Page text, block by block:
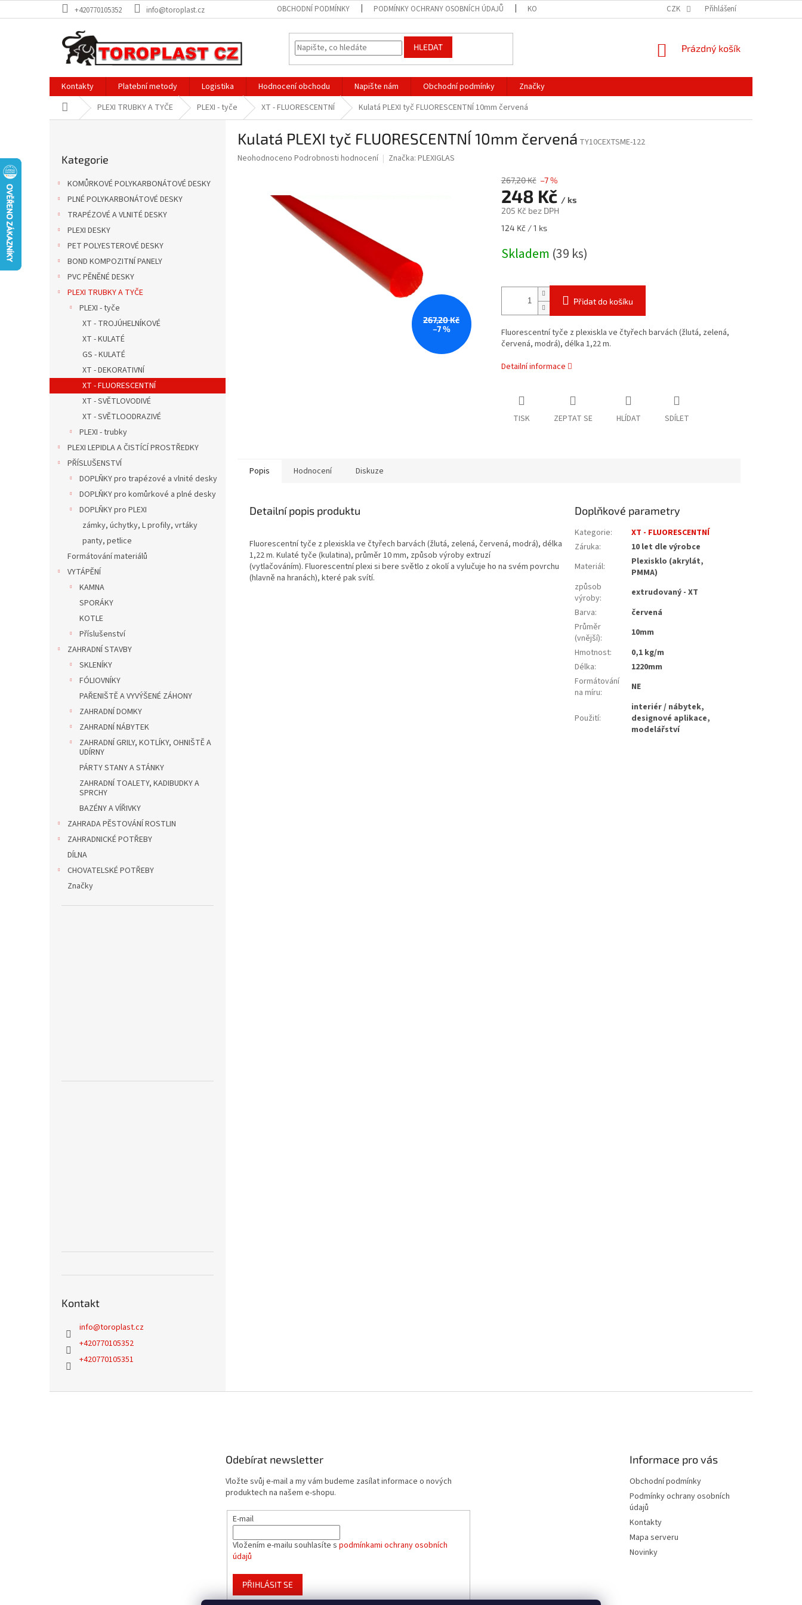
na
+420770105352 info@toroplast.cz OBCHODNÍ PODMÍNKY PODMÍNKY OCHRANY OSOBNÍCH ÚDAJŮ KONTAKTY NOVINKY
CZK Přihlášení
HLEDAT
NÁKUPNÍ
Prázdný košík
Kontakty Platební metody Logistika Hodnocení obchodu Napište nám Obchodní podmínky
Značky
Domů PLEXI TRUBKY A TYČE PLEXI - tyče XT - FLUORESCENTNÍ Kulatá PLEXI tyč FLUORESCENTNÍ 10mm červená
kategorie
Kategorie
KOMŮRKOVÉ POLYKARBONÁTOVÉ DESKY
PLNÉ POLYKARBONÁTOVÉ DESKY
TRAPÉZOVÉ A VLNITÉ DESKY
PLEXI DESKY
PET POLYESTEROVÉ DESKY
BOND KOMPOZITNÍ PANELY
PVC PĚNĚNÉ DESKY
PLEXI TRUBKY A TYČE
PLEXI - tyče
XT - TROJÚHELNÍKOVÉ
XT - KULATÉ
GS - KULATÉ
XT - DEKORATIVNÍ
XT - FLUORESCENTNÍ
XT - SVĚTLOVODIVÉ
XT - SVĚTLOODRAZIVÉ
PLEXI - trubky
PLEXI LEPIDLA A ČISTÍCÍ PROSTŘEDKY
PŘÍSLUŠENSTVÍ
DOPLŇKY pro trapézové a vlnité desky
DOPLŇKY pro komůrkové a plné desky
DOPLŇKY pro PLEXI
zámky, úchytky, L profily, vrtáky
panty, petlice
Formátování materiálů
VYTÁPĚNÍ
KAMNA
SPORÁKY
KOTLE
Příslušenství
ZAHRADNÍ STAVBY
SKLENÍKY
FÓLIOVNÍKY
PAŘENIŠTĚ A VYVÝŠENÉ ZÁHONY
ZAHRADNÍ DOMKY
ZAHRADNÍ NÁBYTEK
ZAHRADNÍ GRILY, KOTLÍKY, OHNIŠTĚ A
UDÍRNY
PÁRTY STANY A STÁNKY
ZAHRADNÍ TOALETY, KADIBUDKY A
SPRCHY
BAZÉNY A VÍŘIVKY
ZAHRADA PĚSTOVÁNÍ ROSTLIN
ZAHRADNICKÉ POTŘEBY
DÍLNA
CHOVATELSKÉ POTŘEBY
Značky
Kontakt
info@toroplast.cz
+420770105352
+420770105351
Kulatá PLEXI tyč FLUORESCENTNÍ 10mm červená TY10CEXTSME-122
Průměrné
Neohodnoceno Podrobnosti hodnocení Značka: PLEXIGLAS
267,20 Kč
–7 %
267,20 Kč –7 %
248 Kč / ks
205 Kč bez DPH
Měrná
124 Kč / 1 ks
Skladem (39 ks)
Přidat do košíku
Fluorescentní tyče z plexiskla ve čtyřech barvách (žlutá, zelená,
červená, modrá), délka 1,22 m.
Detailní informace
TISK ZEPTAT SE HLÍDAT SDÍLET
Popis Hodnocení Diskuze
Detailní popis produktu
Fluorescentní tyče z plexiskla ve čtyřech barvách (žlutá, zelená, červená, modrá), délka
1,22 m. Kulaté tyče (kulatina), průměr 10 mm, způsob výroby extruzí
(vytlačováním). Fluorescentní plexi si bere světlo z okolí a vylučuje ho na svém povrchu
(hlavně na hranách), které pak svítí.
Doplňkové parametry
Kategorie:
XT - FLUORESCENTNÍ
Záruka:
10 let dle výrobce
Materiál:
Plexisklo (akrylát,
PMMA)
způsob
výroby:
extrudovaný - XT
Barva:
červená
Průměr
(vnější):
10mm
Hmotnost:
0,1 kg/m
Délka:
1220mm
Formátování
na míru: NE
Použití:
interiér / nábytek,
designové aplikace,
modelářství
Odebírat newsletter
Vložte svůj e-mail a my vám budeme zasílat informace o nových
produktech na našem e-shopu.
E-mail
Vložením e-mailu souhlasíte s podmínkami ochrany osobních
údajů
PŘIHLÁSIT SE
Informace pro vás
Obchodní podmínky
Podmínky ochrany osobních
údajů
Kontakty
Mapa serveru
Novinky